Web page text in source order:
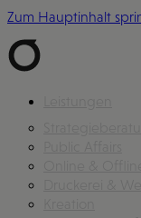
Zum Hauptinhalt